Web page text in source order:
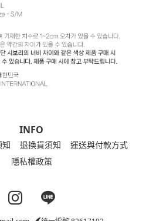
INFO
知 退換貨須知
運送與付款方式
隱私權政策
Instagram page
Line page